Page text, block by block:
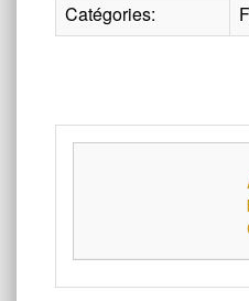
Catégories: